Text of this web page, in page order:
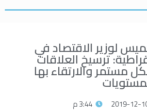
لوزير الاقتصاد في
ترسيخ العلاقات
مستمر والارتقاء بها
2019-12- 3:44 م